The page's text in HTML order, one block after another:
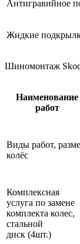
Антигравийное
Жидкие
Шиномонтаж
Наименование
работ
Виды работ,
колёс
Комплексная
услуга по замене
комплекта колес,
стальной
диск (4шт.)